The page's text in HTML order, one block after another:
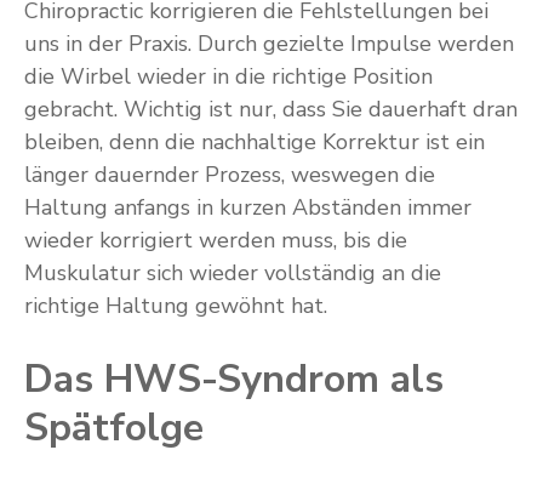
Chiropractic korrigieren die Fehlstellungen bei
uns in der Praxis. Durch gezielte Impulse werden
die Wirbel wieder in die richtige Position
gebracht. Wichtig ist nur, dass Sie dauerhaft dran
bleiben, denn die nachhaltige Korrektur ist ein
länger dauernder Prozess, weswegen die
Haltung anfangs in kurzen Abständen immer
wieder korrigiert werden muss, bis die
Muskulatur sich wieder vollständig an die
richtige Haltung gewöhnt hat.
Das HWS-Syndrom als
Spätfolge